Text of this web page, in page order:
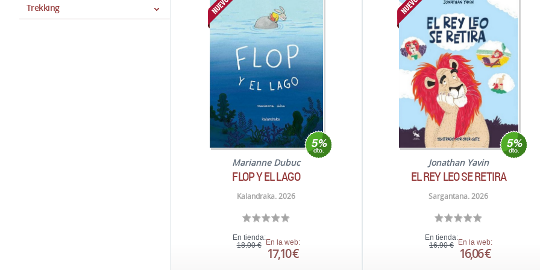
Trekking
Marianne Dubuc
FLOP Y EL LAGO
Kalandraka. 2026
En tienda:
18,00 € En la web:
17,10 €
Jonathan Yavin
EL REY LEO SE RETIRA
Sargantana. 2026
En tienda:
16,90 € En la web:
16,06 €